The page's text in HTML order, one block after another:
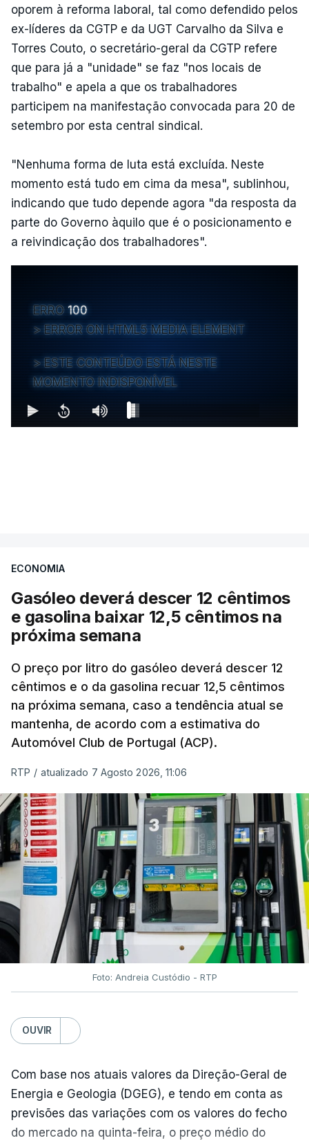
oporem à reforma laboral, tal como defendido pelos
ex-líderes da CGTP e da UGT Carvalho da Silva e
Torres Couto, o secretário-geral da CGTP refere
que para já a "unidade" se faz "nos locais de
trabalho" e apela a que os trabalhadores
participem na manifestação convocada para 20 de
setembro por esta central sindical.
"Nenhuma forma de luta está excluída. Neste
momento está tudo em cima da mesa", sublinhou,
indicando que tudo depende agora "da resposta da
parte do Governo àquilo que é o posicionamento e
a reivindicação dos trabalhadores".
ERRO 100
ERROR ON HTML5 MEDIA ELEMENT
ESTE CONTEÚDO ESTÁ NESTE
MOMENTO INDISPONÍVEL
ECONOMIA
Gasóleo deverá descer 12 cêntimos
e gasolina baixar 12,5 cêntimos na
próxima semana
O preço por litro do gasóleo deverá descer 12
cêntimos e o da gasolina recuar 12,5 cêntimos
na próxima semana, caso a tendência atual se
mantenha, de acordo com a estimativa do
Automóvel Club de Portugal (ACP).
RTP / atualizado 7 Agosto 2026, 11:06
Foto: Andreia Custódio - RTP
OUVIR
Com base nos atuais valores da Direção-Geral de
Energia e Geologia (DGEG), e tendo em conta as
previsões das variações com os valores do fecho
do mercado na quinta-feira, o preço médio do